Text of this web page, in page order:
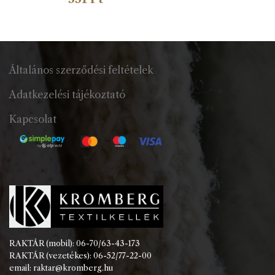
Általános szerződési feltételek
Adatkezelési tájékoztató
Kapcsolat
RAKTÁR (mobil): 06-70/63-43-173
RAKTÁR (vezetékes): 06-52/77-22-00
email: raktar@kromberg.hu